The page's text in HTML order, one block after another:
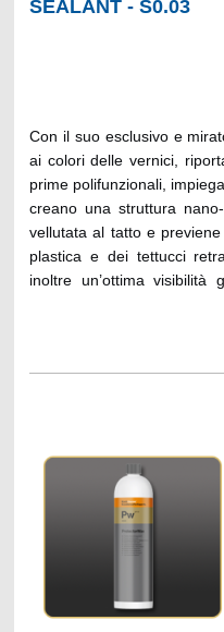
SEALANT - S0.03
Con il suo esclusivo e
ai colori delle vernici,
prime polifunzionali,
creano una struttura
vellutata al tatto e
plastica e dei tettucci
inoltre un’ottima
Suggerimenti per
pistola per schiuma,
il prodotto per un breve
asciugare
per una sola applicazione